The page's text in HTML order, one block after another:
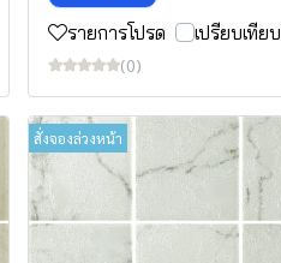
รายการโปรด เปรียบเทียบ
(0)
สั่งจองล่วงหน้า